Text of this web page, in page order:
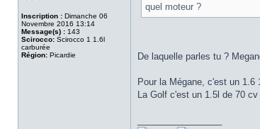
Inscription : Dimanche 06
Novembre 2016 13:14
Message(s) : 143
Scirocco: Scirocco 1 1.6l
carburée
Région: Picardie
quel moteur ?
De laquelle parles tu ?
Pour la Mégane, c'est un
La Golf c'est un 1.5l de 70